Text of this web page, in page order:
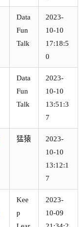
Data
Fun
Talk
2023-
10-10
17:18:5
0
Data
Fun
Talk
2023-
10-10
13:51:3
7
猛猿
2023-
10-10
13:12:1
7
Kee
p
2023-
10-09